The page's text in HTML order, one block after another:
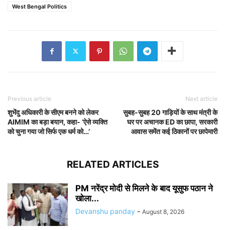
West Bengal Politics
Previous article
शुभेंदु अधिकारी के सीएम बनने को लेकर
AIMIM का बड़ा बयान, कहा- ‘ऐसे व्यक्ति
को चुना गया जो सिर्फ एक धर्म को…’
Next article
सुबह-सुबह 20 गाड़ियों के साथ मंत्री के
घर पर अचानक ED का छापा, सरकारी
आवास समेंत कई ठिकानों पर छापेमारी
RELATED ARTICLES
PM नरेंद्र मोदी से मिलने के बाद यूसुफ पठान ने
खोला...
Devanshu panday - August 8, 2026